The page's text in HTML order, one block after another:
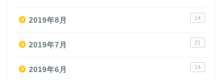
2019年8月 14
2019年7月 21
2019年6月 14